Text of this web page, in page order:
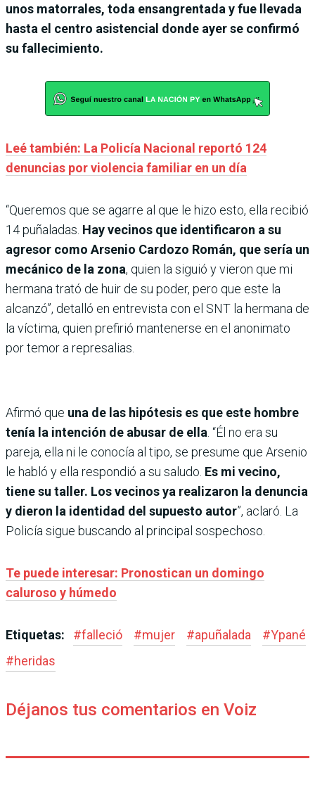
unos matorrales, toda ensangrentada y fue llevada
hasta el centro asistencial donde ayer se confirmó
su fallecimiento.
Leé también: La Policía Nacional reportó 124
denuncias por violencia familiar en un día
“Queremos que se agarre al que le hizo esto, ella recibió
14 puñaladas. Hay vecinos que identificaron a su
agresor como Arsenio Cardozo Román, que sería un
mecánico de la zona, quien la siguió y vieron que mi
hermana trató de huir de su poder, pero que este la
alcanzó”, detalló en entrevista con el SNT la hermana de
la víctima, quien prefirió mantenerse en el anonimato
por temor a represalias.
Afirmó que una de las hipótesis es que este hombre
tenía la intención de abusar de ella . “Él no era su
pareja, ella ni le conocía al tipo, se presume que Arsenio
le habló y ella respondió a su saludo. Es mi vecino,
tiene su taller. Los vecinos ya realizaron la denuncia
y dieron la identidad del supuesto autor”, aclaró. La
Policía sigue buscando al principal sospechoso.
Te puede interesar: Pronostican un domingo
caluroso y húmedo
Etiquetas: #falleció #mujer #apuñalada #Ypané
#heridas
Déjanos tus comentarios en Voiz